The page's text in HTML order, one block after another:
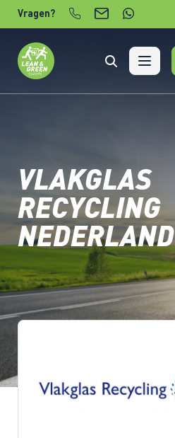
Verder naar content
Vragen?
VLAKGLAS
RECYCLING
NEDERLAND